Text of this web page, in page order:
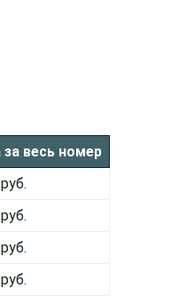
весь номер